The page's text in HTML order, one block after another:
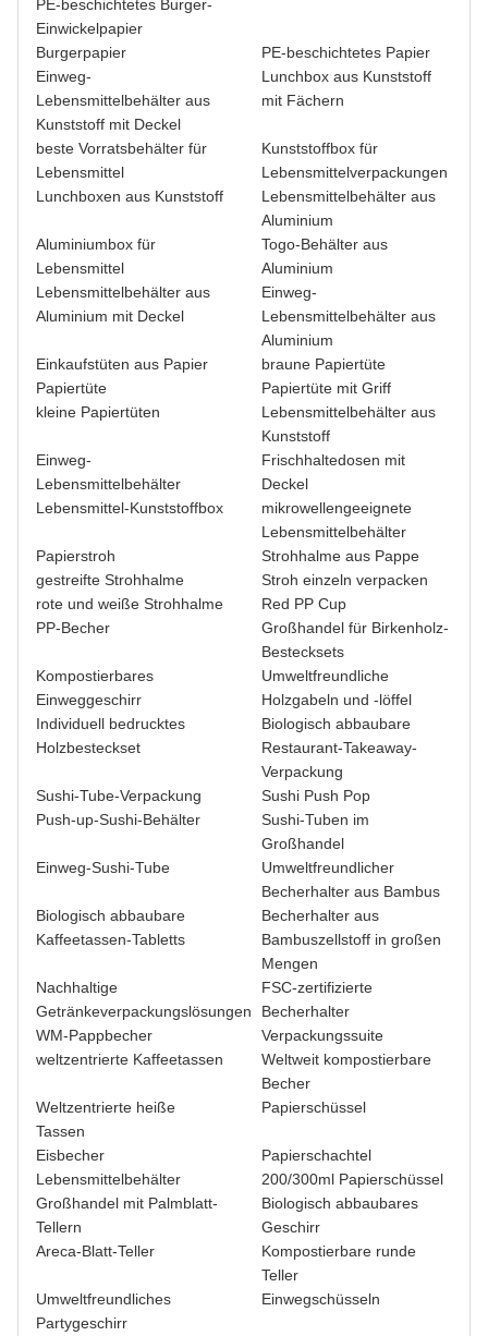
PE-beschichtetes Burger-
Einwickelpapier
Burgerpapier
PE-beschichtetes Papier
Einweg-
Lebensmittelbehälter aus
Kunststoff mit Deckel
Lunchbox aus Kunststoff
mit Fächern
beste Vorratsbehälter für
Lebensmittel
Kunststoffbox für
Lebensmittelverpackungen
Lunchboxen aus Kunststoff
Lebensmittelbehälter aus
Aluminium
Aluminiumbox für
Lebensmittel
Togo-Behälter aus
Aluminium
Lebensmittelbehälter aus
Aluminium mit Deckel
Einweg-
Lebensmittelbehälter aus
Aluminium
Einkaufstüten aus Papier
braune Papiertüte
Papiertüte
Papiertüte mit Griff
kleine Papiertüten
Lebensmittelbehälter aus
Kunststoff
Einweg-
Lebensmittelbehälter
Frischhaltedosen mit
Deckel
Lebensmittel-Kunststoffbox
mikrowellengeeignete
Lebensmittelbehälter
Papierstroh
Strohhalme aus Pappe
gestreifte Strohhalme
Stroh einzeln verpacken
rote und weiße Strohhalme
Red PP Cup
PP-Becher
Großhandel für Birkenholz-
Bestecksets
Kompostierbares
Einweggeschirr
Umweltfreundliche
Holzgabeln und -löffel
Individuell bedrucktes
Holzbesteckset
Biologisch abbaubare
Restaurant-Takeaway-
Verpackung
Sushi-Tube-Verpackung
Sushi Push Pop
Push-up-Sushi-Behälter
Sushi-Tuben im
Großhandel
Einweg-Sushi-Tube
Umweltfreundlicher
Becherhalter aus Bambus
Biologisch abbaubare
Kaffeetassen-Tabletts
Becherhalter aus
Bambuszellstoff in großen
Mengen
Nachhaltige
Getränkeverpackungslösungen
FSC-zertifizierte
Becherhalter
WM-Pappbecher
Verpackungssuite
weltzentrierte Kaffeetassen
Weltweit kompostierbare
Becher
Weltzentrierte heiße
Tassen
Papierschüssel
Eisbecher
Papierschachtel
Lebensmittelbehälter
200/300ml Papierschüssel
Großhandel mit Palmblatt-
Tellern
Biologisch abbaubares
Geschirr
Areca-Blatt-Teller
Kompostierbare runde
Teller
Umweltfreundliches
Partygeschirr
Einwegschüsseln